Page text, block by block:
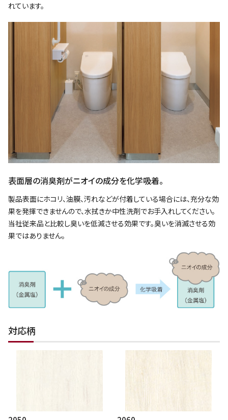
れています。
表面層の消臭剤がニオイの成分を化学吸着。
製品表面にホコリ、油膜、汚れなどが付着している場合には、充分な効
果を発揮できませんので、水拭きか中性洗剤でお手入れしてください。
当社従来品と比較し臭いを低減させる効果です。臭いを消滅させる効
果ではありません。
対応柄